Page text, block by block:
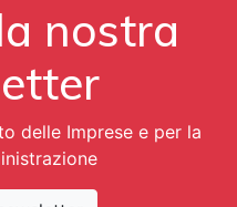
nostra
delle Imprese e per la